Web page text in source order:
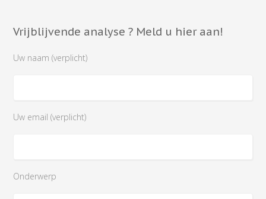
Vrijblijvende analyse ? Meld u hier aan!
Uw naam (verplicht)
Uw email (verplicht)
Onderwerp